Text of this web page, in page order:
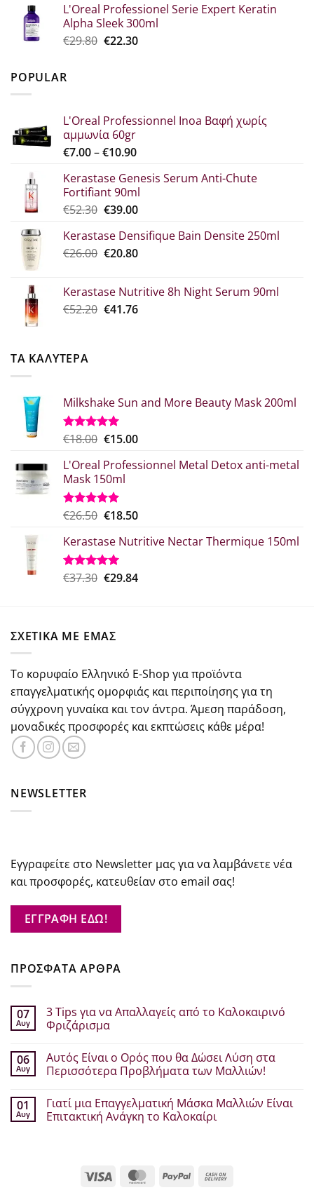
was:
€34.60.
τιμή
είναι:
€25.90.
L'Oreal Professionel Serie Expert Keratin
Alpha Sleek 300ml
€29.80 Original
€22.30Η
POPULAR
L'Oreal Professionnel Inoa Βαφή χωρίς
αμμωνία 60gr
€7.00–€10.90Price
€7.00
through
€10.90
Kerastase Genesis Serum Anti-Chute
Fortifiant 90ml
€52.30 Original
was:
€52.30.
€39.00Η
τιμή
είναι:
Kerastase Densifique Bain Densite 250ml
€26.00 Original
€26.00.
€20.80Η
είναι:
€20.80.
Kerastase Nutritive 8h Night Serum 90ml
€52.20 Original
€41.76Η
ΤΑ ΚΑΛΥΤΕΡΑ
Milkshake Sun and More Beauty Mask 200ml
Βαθμολογήθηκε
από 5
€18.00 Original
was:
€18.00.
€15.00Η
τιμή
L'Oreal Professionnel Metal Detox anti-metal
Mask 150ml
Βαθμολογήθηκε
από 5
€26.50 Original
was:
€26.50.
€18.50Η
τιμή
€18.50.
Kerastase Nutritive Nectar Thermique 150ml
Βαθμολογήθηκε
€37.30 Original
€29.84Η
ΣΧΕΤΙΚΑ ΜΕ ΕΜΑΣ
Το κορυφαίο Ελληνικό E-Shop για προϊόντα
επαγγελματικής ομορφιάς και περιποίησης για τη
σύγχρονη γυναίκα και τον άντρα. Άμεση παράδοση,
μοναδικές προσφορές και εκπτώσεις κάθε μέρα!
NEWSLETTER
Εγγραφείτε στο Newsletter μας για να λαμβάνετε νέα
και προσφορές, κατευθείαν στο email σας!
ΕΓΓΡΑΦΗ ΕΔΩ!
ΠΡΟΣΦΑΤΑ ΑΡΘΡΑ
07
Αυγ
3 Tips για να Απαλλαγείς από το Καλοκαιρινό
Φριζάρισμα
σχόλια
στο
3
να
Απαλλαγείς
από
06
Αυγ
Αυτός Είναι ο Ορός που θα Δώσει Λύση στα
Περισσότερα Προβλήματα των Μαλλιών!
σχόλια
στο
Αυτός
01
Αυγ
Γιατί μια Επαγγελματική Μάσκα Μαλλιών Είναι
Επιτακτική Ανάγκη το Καλοκαίρι
Επαγγελματική
Visa MasterCardPayPal